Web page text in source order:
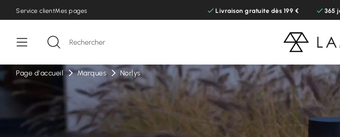
Service clientMes pages Livraison gratuite dès 199 € 365
Page d'accueil Marques Norlys